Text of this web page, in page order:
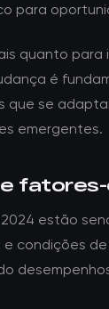
para
quanto para
é
que se
emergentes.
estão
condições